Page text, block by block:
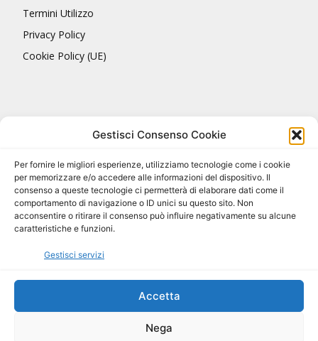
Gestisci Consenso Cookie
Per fornire le migliori esperienze, utilizziamo tecnologie come i cookie
per memorizzare e/o accedere alle informazioni del dispositivo. Il
consenso a queste tecnologie ci permetterà di elaborare dati come il
comportamento di navigazione o ID unici su questo sito. Non
acconsentire o ritirare il consenso può influire negativamente su alcune
caratteristiche e funzioni.
Gestisci servizi
Accetta
Nega
Termini Utilizzo
Privacy Policy
Cookie Policy (UE)